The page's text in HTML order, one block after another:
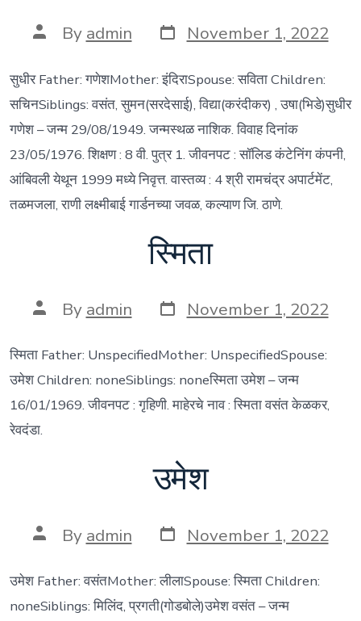
Post
author
By admin Post
date
November 1, 2022
सुधीर Father: गणेशMother: इंदिराSpouse: सविता Children:
सचिनSiblings: वसंत, सुमन(सरदेसाई), विद्या(करंदीकर) , उषा(भिडे)सुधीर
गणेश – जन्म 29/08/1949. जन्मस्थळ नाशिक. विवाह दिनांक
23/05/1976. शिक्षण : 8 वी. पुत्र 1. जीवनपट : सॉलिड कंटेनिंग कंपनी,
आंबिवली येथून 1999 मध्ये निवृत्त. वास्तव्य : 4 श्री रामचंद्र अपार्टमेंट,
तळमजला, राणी लक्ष्मीबाई गार्डनच्या जवळ, कल्याण जि. ठाणे.
स्मिता
Post
author
By admin Post
date
November 1, 2022
स्मिता Father: UnspecifiedMother: UnspecifiedSpouse:
उमेश Children: noneSiblings: noneस्मिता उमेश – जन्म
16/01/1969. जीवनपट : गृहिणी. माहेरचे नाव : स्मिता वसंत केळकर,
रेवदंडा.
उमेश
Post
author
By admin Post
date
November 1, 2022
उमेश Father: वसंतMother: लीलाSpouse: स्मिता Children:
noneSiblings: मिलिंद, प्रगती(गोडबोले)उमेश वसंत – जन्म